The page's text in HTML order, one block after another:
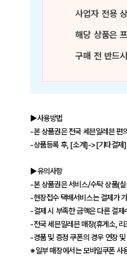
사업자 전용
해당 상품은
구매 전 반드
▶사용방법
-본 상품권은 전국 세븐일레븐 편
-상품등록 후, [소계]->[기타결
▶유의사항
-본 상품권은 서비스/수탁 상품(
-현장접수 택배서비스는 결제가
-결제 시 부족한 금액은 다른 결
-전국 세븐일레븐 매장(휴게소,
-경품 및 증정 쿠폰의 경우 연장
※일부 매장에서는 모바일쿠폰 사